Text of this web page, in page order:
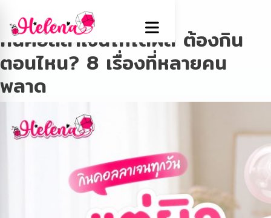
Tag:Collagen
กินคอลลาเจนให้ได้ผล ต้องกิน
ตอนไหน? 8 เรื่องที่หลายคน
พลาด